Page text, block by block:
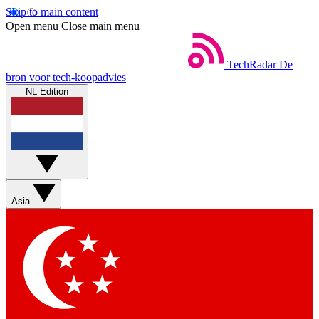
Skip to main content
Open menu Close main menu
TechRadar De
bron voor tech-koopadvies
NL Edition
Asia